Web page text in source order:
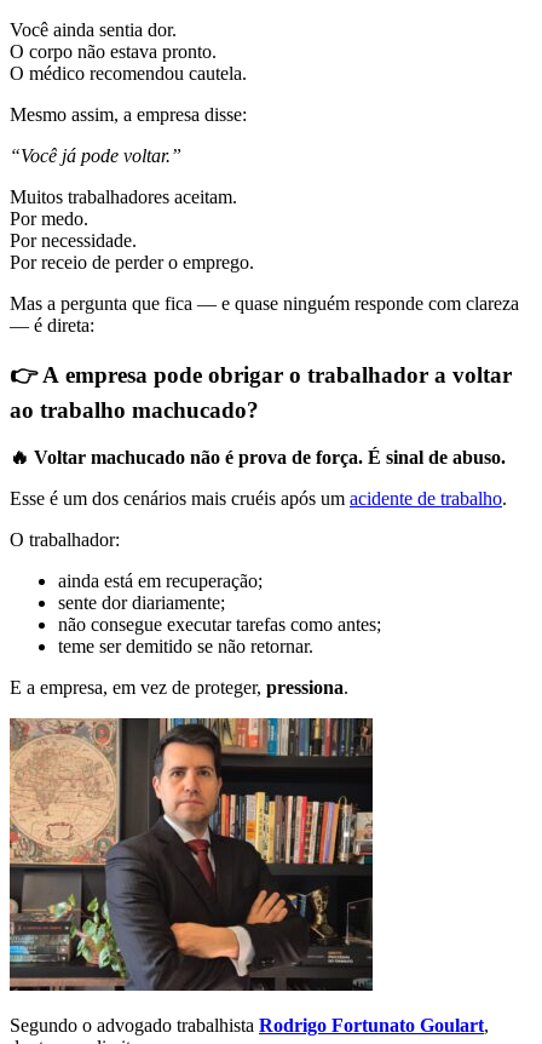
Você ainda sentia dor.
O corpo não estava pronto.
O médico recomendou cautela.
Mesmo assim, a empresa disse:
“Você já pode voltar.”
Muitos trabalhadores aceitam.
Por medo.
Por necessidade.
Por receio de perder o emprego.
Mas a pergunta que fica — e quase ninguém responde com clareza
— é direta:
👉 A empresa pode obrigar o trabalhador a voltar
ao trabalho machucado?
🔥 Voltar machucado não é prova de força. É sinal de abuso.
Esse é um dos cenários mais cruéis após um acidente de trabalho.
O trabalhador:
ainda está em recuperação;
sente dor diariamente;
não consegue executar tarefas como antes;
teme ser demitido se não retornar.
E a empresa, em vez de proteger, pressiona.
Segundo o advogado trabalhista Rodrigo Fortunato Goulart,